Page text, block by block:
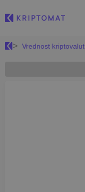
Vrednost kriptovalut